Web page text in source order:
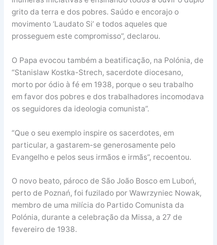
grito da terra e dos pobres. Saúdo e encorajo o
movimento ‘Laudato Si’ e todos aqueles que
prosseguem este compromisso”, declarou.
O Papa evocou também a beatificação, na Polónia, de
“Stanislaw Kostka-Strech, sacerdote diocesano,
morto por ódio à fé em 1938, porque o seu trabalho
em favor dos pobres e dos trabalhadores incomodava
os seguidores da ideologia comunista”.
“Que o seu exemplo inspire os sacerdotes, em
particular, a gastarem-se generosamente pelo
Evangelho e pelos seus irmãos e irmãs”, recoentou.
O novo beato, pároco de São João Bosco em Luboń,
perto de Poznań, foi fuzilado por Wawrzyniec Nowak,
membro de uma milícia do Partido Comunista da
Polónia, durante a celebração da Missa, a 27 de
fevereiro de 1938.